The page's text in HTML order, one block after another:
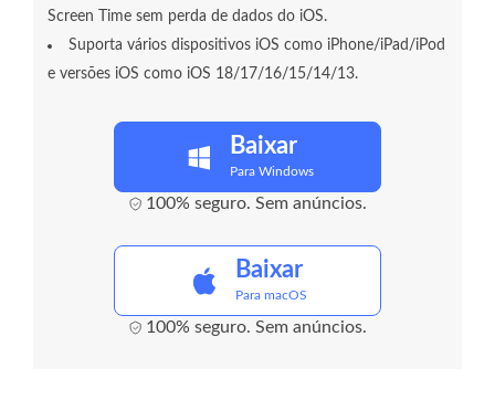
Screen Time sem perda de dados do iOS.
Suporta vários dispositivos iOS como iPhone/iPad/iPod
e versões iOS como iOS 18/17/16/15/14/13.
Baixar
Para Windows
100% seguro. Sem anúncios.
Baixar
Para macOS
100% seguro. Sem anúncios.